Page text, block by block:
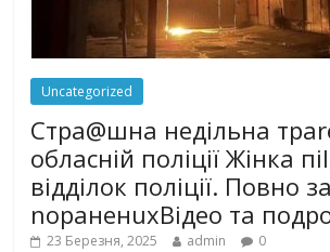
Uncategorized
Стра@шна недільна
обласній поліції Жінка
відділок поліції. Повно
nораненuхВідео та
23 Березня, 2025 admin 0